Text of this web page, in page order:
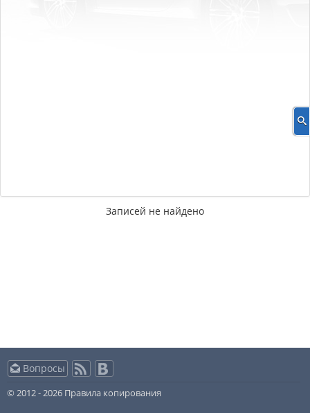
Записей не найдено
Вопросы
© 2012 - 2026 Правила копирования